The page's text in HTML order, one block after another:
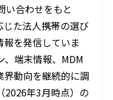
い合わせをもと
た法人携帯の選び
を発信していま
、端末情報、MDM
界動向を継続的に調
2026年3月時点）の